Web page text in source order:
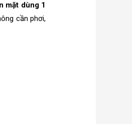
mặt dùng 1
cần phơi,